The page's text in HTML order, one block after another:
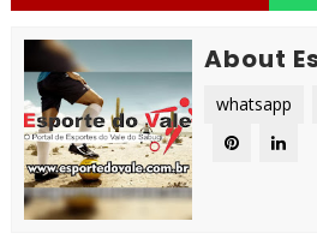
About
whatsapp